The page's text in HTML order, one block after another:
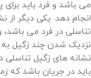
می باشد و فرد باید
انجام دهد. یکی دیگر از
تناسلی در فرد می
نزدیک شدن چند زگیل به
نشانه های زگیل تناسلی
باید در جریان باشد که